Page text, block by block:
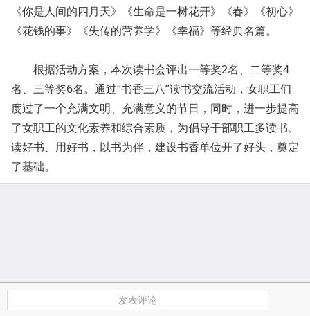
《你是人间的四月天》《生命是一树花开》《春》《初心》
《花钱的事》《失传的营养学》《幸福》等经典名篇。
根据活动方案，本次读书会评出一等奖2名、二等奖4
名、三等奖6名。通过“书香三八”读书交流活动，女职工们
度过了一个充满文明、充满意义的节日，同时，进一步提高
了女职工的文化素养和综合素质，为倡导干部职工多读书、
读好书、用好书，以书为伴，建设书香单位开了好头，奠定
了基础。
发表评论